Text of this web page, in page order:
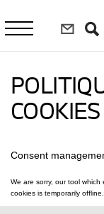
contenu
principal
COOKIES